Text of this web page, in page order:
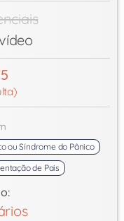
ou Síndrome do Pânico
de Pais